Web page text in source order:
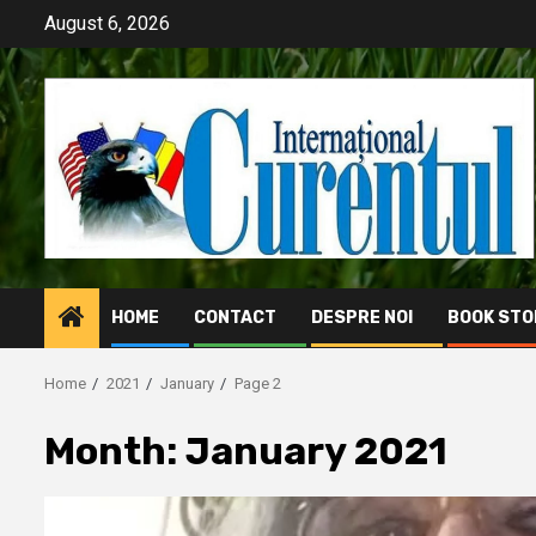
content
August 6, 2026
HOME CONTACT DESPRE NOI BOOK
Home 2021 January Page 2
Month: January 2021